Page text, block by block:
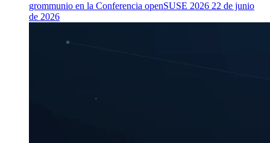
grommunio en la Conferencia openSUSE 2026 22 de junio
de 2026